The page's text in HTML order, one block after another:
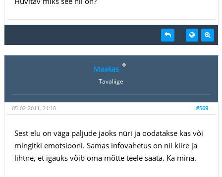
Maakas
Tavaliige
#569
05-02-2011, 21:10
Sest elu on väga paljude jaoks nüri ja oodatakse kas või
mingitki emotsiooni. Samas infovahetus on nii kiire ja
lihtne, et igaüks võib oma mõtte teele saata. Ka mina.